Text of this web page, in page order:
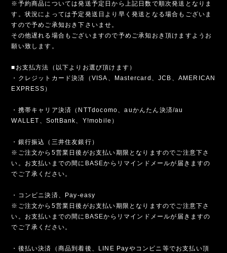
※予約商品については発送予定日から上記日数で順次発送となりま
す。状況によっては予定発送日より早く発送となる場合もございま
すので予めご承知おき下さいませ。
その他遅れる場合もございますので予めご承知おき頂けますようお
願い致します。
■お支払方法（以下よりお選び頂けます）
・クレジットカード決済（VISA、Mastercard、JCB、AMERICAN
EXPRESS）
・携帯キャリア決済（NTTdocomo、auかんたん決済/au
WALLET、SoftBank、Y!mobile）
・銀行振込（三井住友銀行）
※ご注文から5営業日後がお支払い期限となりますのでご注意下さ
い。お支払いまでの間にBASEからリマインドメールが届きますの
でご了承ください。
・コンビニ決済、Pay-easy
※ご注文から5営業日後がお支払い期限となりますのでご注意下さ
い。お支払いまでの間にBASEからリマインドメールが届きますの
でご了承ください。
・後払い決済（商品到着後、LINE Payやコンビニ等でお支払い頂